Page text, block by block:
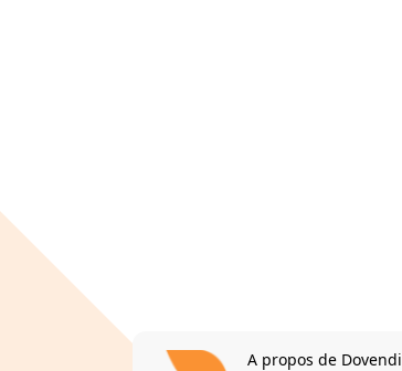
A propos de Dovendi